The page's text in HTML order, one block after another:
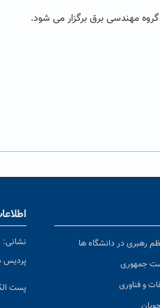
مهندسی برق برگزار می شود.
رهبری در دانشگاه ها
جمهوری
و فناوری
نشانی:
پردیس
پست